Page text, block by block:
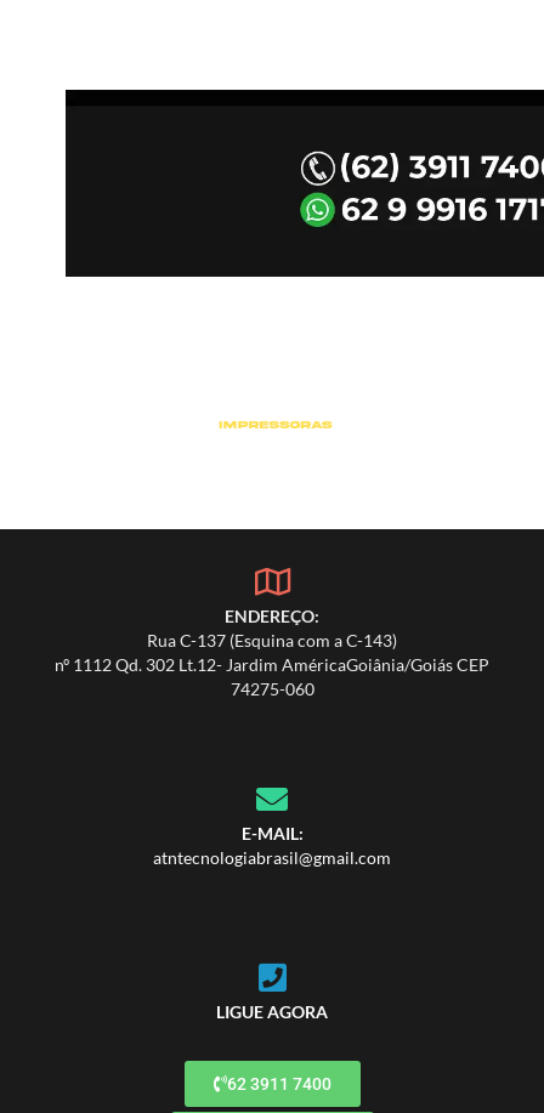
ENDEREÇO:
Rua C-137 (Esquina com a C-143)
nº 1112 Qd. 302 Lt.12- Jardim AméricaGoiânia/Goiás CEP
74275-060
E-MAIL:
atntecnologiabrasil@gmail.com
LIGUE AGORA
62 3911 7400